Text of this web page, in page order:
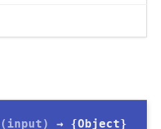
(input) → {Object}